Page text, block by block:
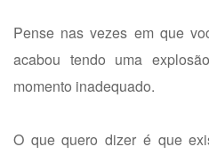
Pense nas vezes em que
acabou tendo uma
momento inadequado.
O que quero dizer é que